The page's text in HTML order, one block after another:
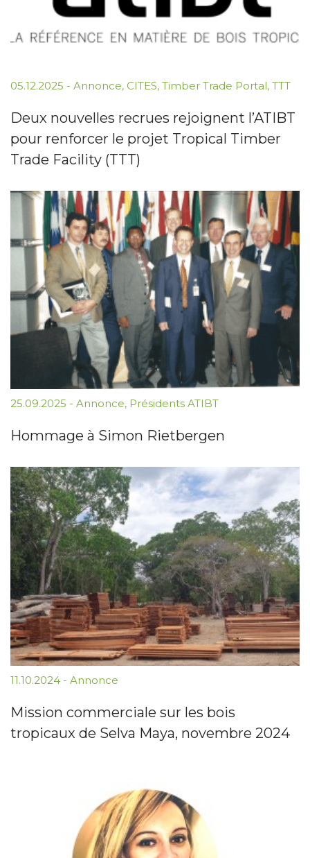
05.12.2025 - Annonce, CITES, Timber Trade Portal, TTT
Deux nouvelles recrues rejoignent l’ATIBT
pour renforcer le projet Tropical Timber
Trade Facility (TTT)
25.09.2025 - Annonce, Présidents ATIBT
Hommage à Simon Rietbergen
11.10.2024 - Annonce
Mission commerciale sur les bois
tropicaux de Selva Maya, novembre 2024